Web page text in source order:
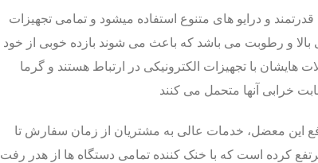
و درایو های متنوع استفاده میشود و تمامی تجهیزات
و رطوبت می باشد که باعث می شوند بازده خوبی از خود
با تجهیزات الکترونیکی در ارتباط هستند و گرما
خرابی آنها متحمل می کنند
این معضل، خدمات عالی به مشتریان از زمان سفارش تا
کرده است که با خنک کننده تمامی دستگاه ها از هدر رفت